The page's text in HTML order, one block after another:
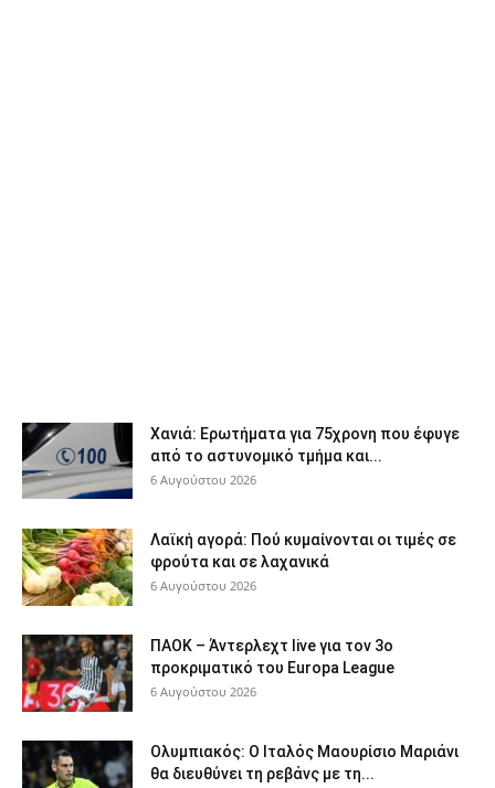
Χανιά: Ερωτήματα για 75χρονη που έφυγε
από το αστυνομικό τμήμα και...
6 Αυγούστου 2026
Λαϊκή αγορά: Πού κυμαίνονται οι τιμές σε
φρούτα και σε λαχανικά
6 Αυγούστου 2026
ΠΑΟΚ – Άντερλεχτ live για τον 3ο
προκριματικό του Europa League
6 Αυγούστου 2026
Ολυμπιακός: Ο Ιταλός Μαουρίσιο Μαριάνι
θα διευθύνει τη ρεβάνς με τη...